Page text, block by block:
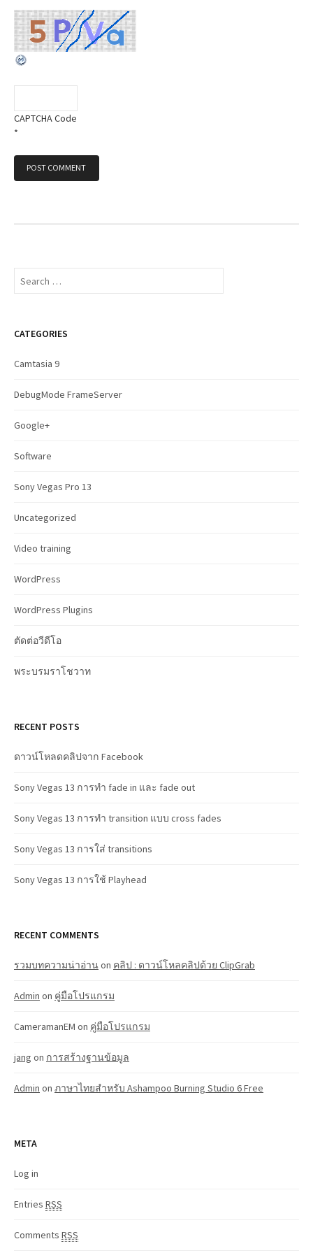
CAPTCHA Code
*
S
c
f
r
CATEGORIES
Camtasia 9
DebugMode FrameServer
Google+
Software
Sony Vegas Pro 13
Uncategorized
Video training
WordPress
WordPress Plugins
ตัดต่อวีดีโอ
พระบรมราโชวาท
RECENT POSTS
ดาวน์โหลดคลิปจาก Facebook
Sony Vegas 13 การทำ fade in และ fade out
Sony Vegas 13 การทำ transition แบบ cross fades
Sony Vegas 13 การใส่ transitions
Sony Vegas 13 การใช้ Playhead
RECENT COMMENTS
รวมบทความน่าอ่านon คลิป : ดาวน์โหลคลิปด้วย ClipGrab
Admin on คู่มือโปรแกรม
CameramanEM on คู่มือโปรแกรม
jang on การสร้างฐานข้อมูล
Admin on ภาษาไทยสำหรับ Ashampoo Burning Studio 6 Free
META
Log in
Entries RSS
Comments RSS